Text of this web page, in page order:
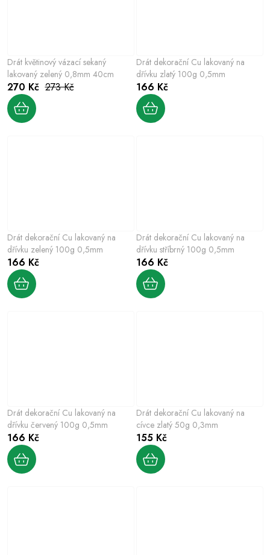
Drát květinový vázací sekaný
lakovaný zelený 0,8mm 40cm
270 Kč 273 Kč
Drát dekorační Cu lakovaný na
dřívku zlatý 100g 0,5mm
166 Kč
Drát dekorační Cu lakovaný na
dřívku zelený 100g 0,5mm
166 Kč
Drát dekorační Cu lakovaný na
dřívku stříbrný 100g 0,5mm
166 Kč
Drát dekorační Cu lakovaný na
dřívku červený 100g 0,5mm
166 Kč
Drát dekorační Cu lakovaný na
cívce zlatý 50g 0,3mm
155 Kč